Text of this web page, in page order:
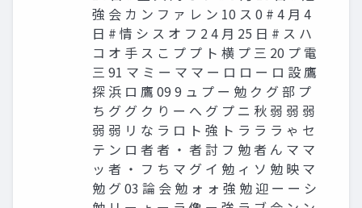
強 会 カ ン フ ァ レ ン 10 ス 0 # 4 月 4
日 # 情 シ ス オ フ 2 4 月 25 日 # ス ハ
コ オ 手 ス こ プ プ ト 横 プ 三 20 プ 電
三 91 マ ミ ー マ マ ー ロ ロ ー ロ 設 鷹
探 浜 ロ 鷹 09 9 ュ プ ー 勉 ク グ 部 プ
ち グ グ ク り ー へ グ プ ニ 秋 弱 弱 弱
弱 弱 リ な ラ ロ ト 強 ト ラ ラ ラ ゃ セ
テ ン ロ 者 者 ・ 者 討 フ 勉 者 ん マ マ
ッ 者 ・ フ ち マ グ イ 勉 ィ ソ 勉 映 マ
勉 グ 03 論 会 勉 ォ ォ 強 勉 迎 ー ー シ